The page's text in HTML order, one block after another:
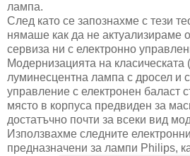
лампа.
След като се запознахме с тези
нямаше как да не актуализираме
сервиза ни с електронно
Модернизацията на класическата
луминесцентна лампа с дросел и
управление с електронен баласт
място в корпуса предвиден за
достатъчно почти за всеки вид
Използвахме следните
предназначени за лампи Philips,